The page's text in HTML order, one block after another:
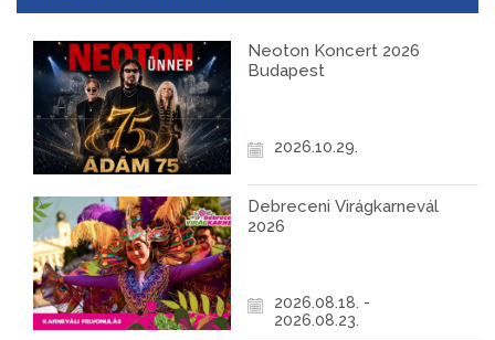
Neoton Koncert 2026
Budapest
2026.10.29.
Debreceni Virágkarnevál
2026
2026.08.18. -
2026.08.23.